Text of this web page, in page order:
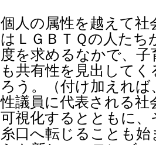
個人の属性を越えて社
はＬＧＢＴＱの人た
度を求めるなかで、
も共有性を見出して
ろう。（付け加えれ
性議員に代表される
可視化するとともに
糸口へ転じることも